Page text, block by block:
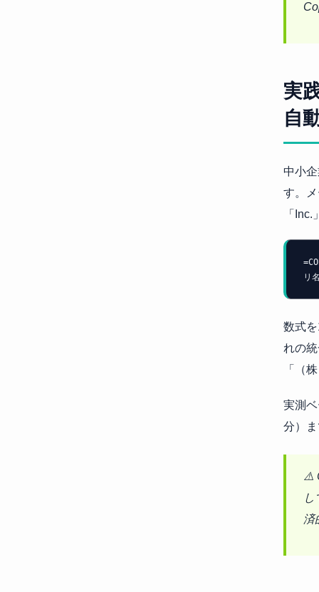
実
自
中小
す。
「
リ
数式
れの統
「（
実測
分）ま
⚠️
済